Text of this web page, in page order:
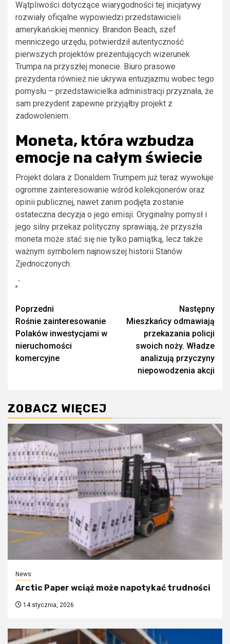
Wątpliwości dotyczące wiarygodności tej inicjatywy
rozwiały oficjalne wypowiedzi przedstawicieli
amerykańskiej mennicy. Brandon Beach, szef
menniczego urzędu, potwierdził autentyczność
pierwszych projektów prezentujących wizerunek
Trumpa na przyszłej monecie. Biuro prasowe
prezydenta również nie ukrywa entuzjazmu wobec tego
pomysłu – przedstawicielka administracji przyznała, że
sam prezydent zapewne przyjąłby projekt z
zadowoleniem.
Moneta, która wzbudza
emocje na całym świecie
Projekt dolara z Donaldem Trumpem już teraz wywołuje
ogromne zainteresowanie wśród kolekcjonerów oraz
opinii publicznej, nawet zanim podjęta zostanie
ostateczna decyzja o jego emisji. Oryginalny pomysł i
jego silny przekaz polityczny sprawiają, że przyszła
moneta może stać się nie tylko pamiątką, lecz także
ważnym symbolem najnowszej historii Stanów
Zjednoczonych.
„`
Zobacz
wpisy
Poprzedni
Rośnie zainteresowanie
Polaków inwestycjami w
nieruchomości
komercyjne
Następny
Mieszkańcy odmawiają
przekazania policji
swoich noży. Władze
analizują przyczyny
niepowodzenia akcji
ZOBACZ WIĘCEJ
News
Arctic Paper wciąż może napotykać trudności
14 stycznia, 2026